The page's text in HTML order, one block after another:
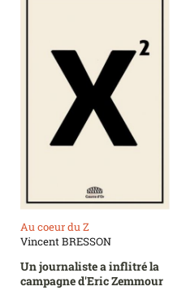
Au coeur du Z
Vincent BRESSON
Un journaliste a inflitré la
campagne d'Eric Zemmour